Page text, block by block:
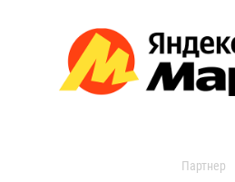
Партнер